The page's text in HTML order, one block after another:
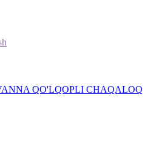
QO'LQOPLI CHAQALOQ